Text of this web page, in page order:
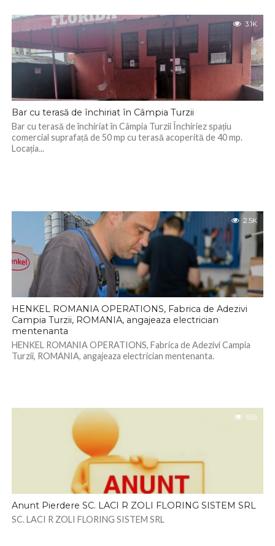
3.1K
Bar cu terasă de închiriat în Câmpia Turzii
Bar cu terasă de închiriat în Câmpia Turzii Închiriez spațiu
comercial suprafață de 50 mp cu terasă acoperită de 40 mp.
Locația...
2.5K
HENKEL ROMANIA OPERATIONS, Fabrica de Adezivi
Campia Turzii, ROMANIA, angajeaza electrician
mentenanta
HENKEL ROMANIA OPERATIONS, Fabrica de Adezivi Campia
Turzii, ROMANIA, angajeaza electrician mentenanta.
655
Anunt Pierdere SC. LACI R ZOLI FLORING SISTEM SRL
SC. LACI R ZOLI FLORING SISTEM SRL